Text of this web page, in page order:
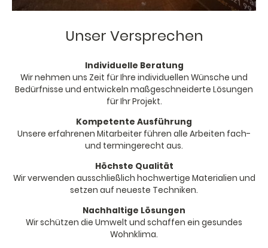
Unser Versprechen
Individuelle Beratung
Wir nehmen uns Zeit für Ihre individuellen Wünsche und
Bedürfnisse und entwickeln maßgeschneiderte Lösungen
für Ihr Projekt.
Kompetente Ausführung
Unsere erfahrenen Mitarbeiter führen alle Arbeiten fach-
und termingerecht aus.
Höchste Qualität
Wir verwenden ausschließlich hochwertige Materialien und
setzen auf neueste Techniken.
Nachhaltige Lösungen
Wir schützen die Umwelt und schaffen ein gesundes
Wohnklima.